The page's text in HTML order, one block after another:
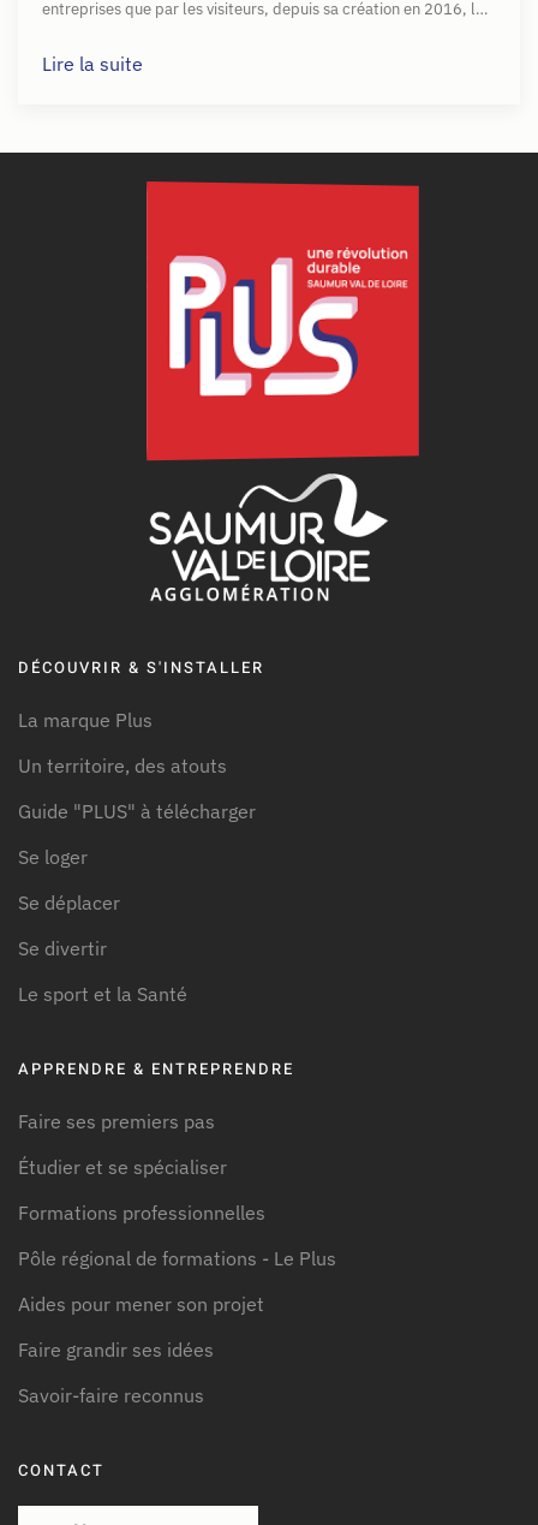
entreprises que par les visiteurs, depuis sa création en 2016, l…
Lire la suite
DÉCOUVRIR & S'INSTALLER
La marque Plus
Un territoire, des atouts
Guide "PLUS" à télécharger
Se loger
Se déplacer
Se divertir
Le sport et la Santé
APPRENDRE & ENTREPRENDRE
Faire ses premiers pas
Étudier et se spécialiser
Formations professionnelles
Pôle régional de formations - Le Plus
Aides pour mener son projet
Faire grandir ses idées
Savoir-faire reconnus
CONTACT